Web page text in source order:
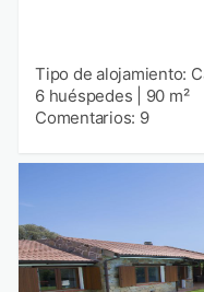
Tipo de alojamiento:
6 huéspedes
90 m²
Comentarios: 9